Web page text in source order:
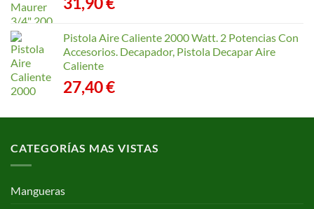
Pistola Aire Caliente 2000 Watt. 2 Potencias Con
Accesorios. Decapador, Pistola Decapar Aire
Caliente
27,40€
CATEGORÍAS MAS VISTAS
Mangueras